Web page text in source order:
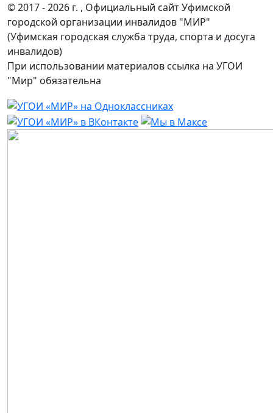
© 2017 - 2026 г. , Официальный сайт Уфимской
городской организации инвалидов "МИР"
(Уфимская городская служба труда, спорта и досуга
инвалидов)
При использовании материалов ссылка на УГОИ
"Мир" обязательна